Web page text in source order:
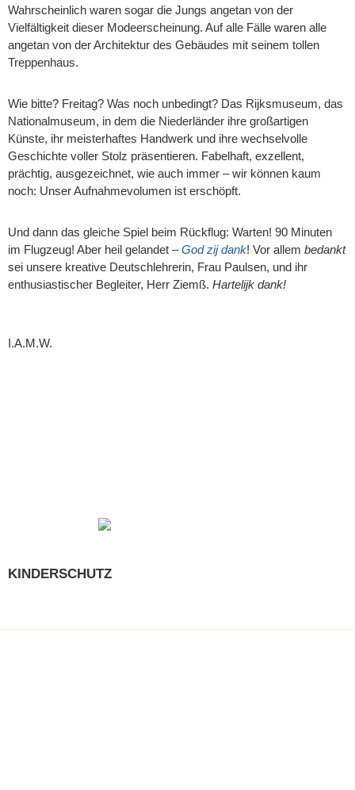
Wahrscheinlich waren sogar die Jungs angetan von der
Vielfältigkeit dieser Modeerscheinung. Auf alle Fälle waren alle
angetan von der Architektur des Gebäudes mit seinem tollen
Treppenhaus.
Wie bitte? Freitag? Was noch unbedingt? Das Rijksmuseum, das
Nationalmuseum, in dem die Niederländer ihre großartigen
Künste, ihr meisterhaftes Handwerk und ihre wechselvolle
Geschichte voller Stolz präsentieren. Fabelhaft, exzellent,
prächtig, ausgezeichnet, wie auch immer – wir können kaum
noch: Unser Aufnahmevolumen ist erschöpft.
Und dann das gleiche Spiel beim Rückflug: Warten! 90 Minuten
im Flugzeug! Aber heil gelandet –God zij dank! Vor allem bedankt
sei unsere kreative Deutschlehrerin, Frau Paulsen, und ihr
enthusiastischer Begleiter, Herr Ziemß. Hartelijk dank!
I.A.M.W.
KINDERSCHUTZ